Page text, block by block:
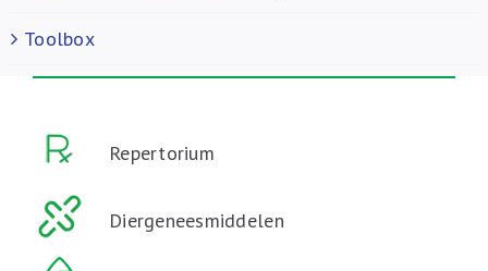
Toolbox
Repertorium
Diergeneesmiddelen